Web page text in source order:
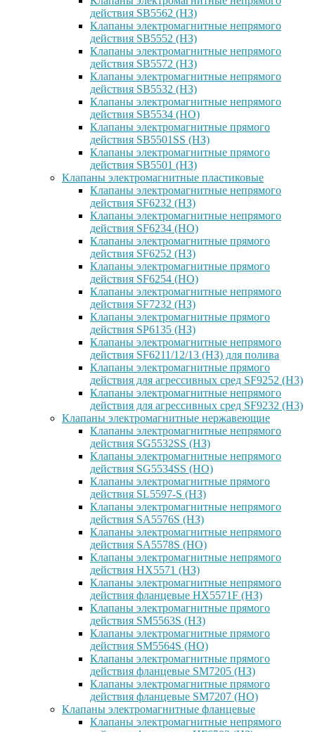
действия SB5562 (НЗ)
Клапаны электромагнитные непрямого
действия SB5552 (НЗ)
Клапаны электромагнитные непрямого
действия SB5572 (НЗ)
Клапаны электромагнитные непрямого
действия SB5532 (НЗ)
Клапаны электромагнитные непрямого
действия SB5534 (НО)
Клапаны электромагнитные прямого
действия SB5501SS (НЗ)
Клапаны электромагнитные прямого
действия SB5501 (НЗ)
Клапаны электромагнитные пластиковые
Клапаны электромагнитные непрямого
действия SF6232 (НЗ)
Клапаны электромагнитные непрямого
действия SF6234 (НО)
Клапаны электромагнитные прямого
действия SF6252 (НЗ)
Клапаны электромагнитные прямого
действия SF6254 (НО)
Клапаны электромагнитные непрямого
действия SF7232 (НЗ)
Клапаны электромагнитные прямого
действия SP6135 (НЗ)
Клапаны электромагнитные непрямого
действия SF6211/12/13 (НЗ) для полива
Клапаны электромагнитные прямого
действия для агрессивных сред SF9252 (H3)
Клапаны электромагнитные непрямого
действия для агрессивных сред SF9232 (H3)
Клапаны электромагнитные нержавеющие
Клапаны электромагнитные непрямого
действия SG5532SS (НЗ)
Клапаны электромагнитные непрямого
действия SG5534SS (НО)
Клапаны электромагнитные прямого
действия SL5597-S (НЗ)
Клапаны электромагнитные непрямого
действия SA5576S (НЗ)
Клапаны электромагнитные непрямого
действия SA5578S (НО)
Клапаны электромагнитные непрямого
действия HX5571 (НЗ)
Клапаны электромагнитные непрямого
действия фланцевые HX5571F (НЗ)
Клапаны электромагнитные прямого
действия SM5563S (НЗ)
Клапаны электромагнитные прямого
действия SM5564S (НО)
Клапаны электромагнитные прямого
действия фланцевые SM7205 (НЗ)
Клапаны электромагнитные прямого
действия фланцевые SM7207 (НО)
Клапаны электромагнитные фланцевые
Клапаны электромагнитные непрямого